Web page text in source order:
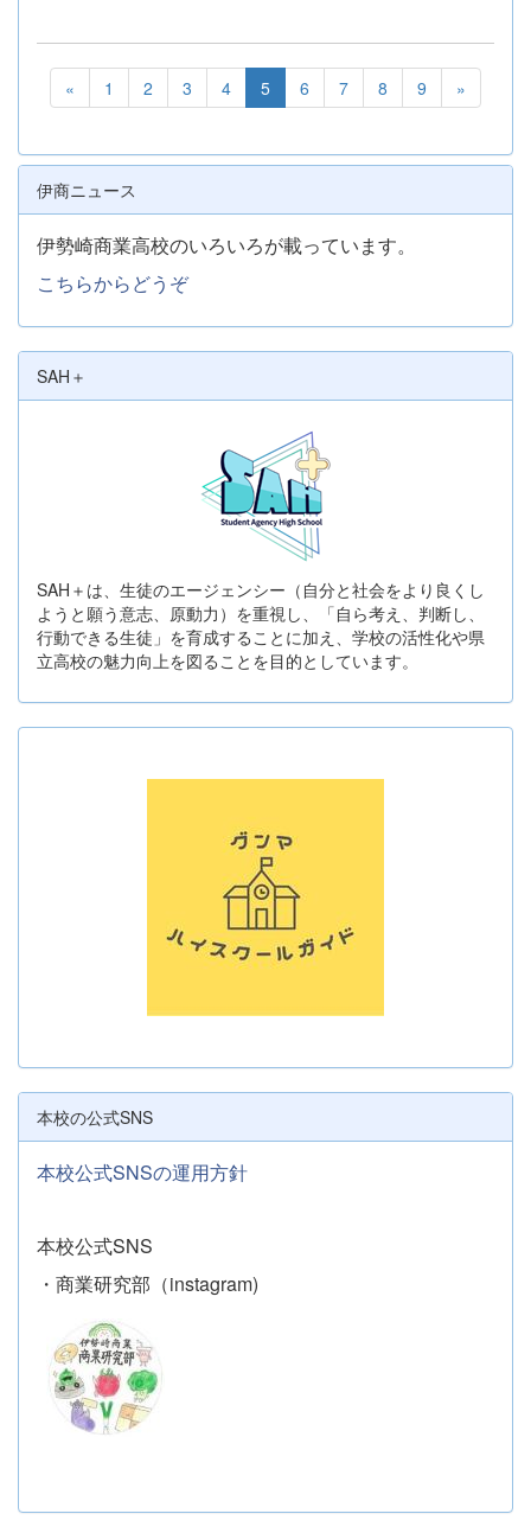
« 1 2 3 4 5 6 7 8 9 »
伊商ニュース
伊勢崎商業高校のいろいろが載っています。
こちらからどうぞ
SAH＋
SAH＋は、生徒のエージェンシー（自分と社会をより良くし
ようと願う意志、原動力）を重視し、「自ら考え、判断し、
行動できる生徒」を育成することに加え、学校の活性化や県
立高校の魅力向上を図ることを目的としています。
本校の公式SNS
本校公式SNSの運用方針
本校公式SNS
・商業研究部（instagram)